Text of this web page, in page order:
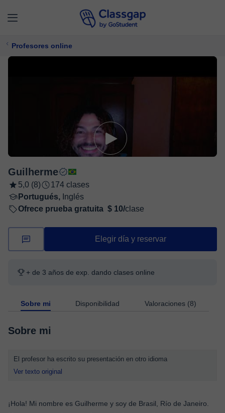
Profesores online
Guilherme
5,0 (8)
174 clases
Portugués, Inglés
Ofrece prueba gratuita $ 10/clase
Elegir día y reservar
+ de 3 años de exp. dando clases online
Sobre mi Disponibilidad Valoraciones (8)
Sobre mi
El profesor ha escrito su presentación en otro idioma
Ver texto original
¡Hola! Mi nombre es Guilherme y soy de Brasil, Río de Janeiro.